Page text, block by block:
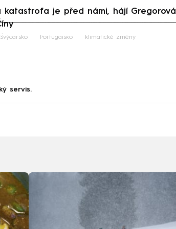
katastrofa je před námi, hájí Gregorová
to fetch
Švýcarsko Portugalsko klimatické změny
servis.